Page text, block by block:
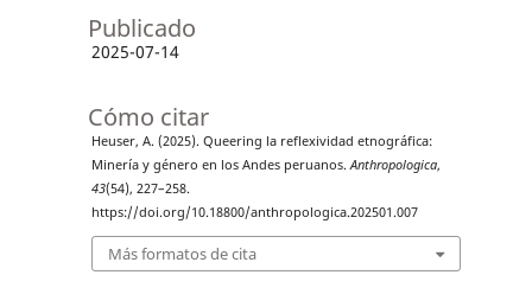
Publicado
2025-07-14
Cómo citar
Heuser, A. (2025). Queering la reflexividad etnográfica:
Minería y género en los Andes peruanos. Anthropologica,
43(54), 227–258.
https://doi.org/10.18800/anthropologica.202501.007
Más formatos de cita